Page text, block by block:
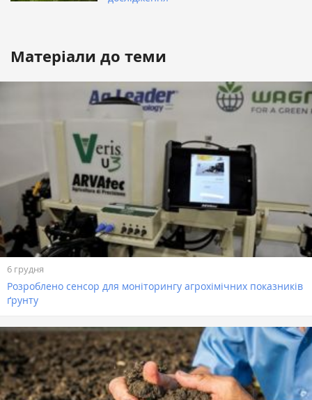
Матеріали до теми
6 грудня
Розроблено сенсор для моніторингу агрохімічних показників
ґрунту